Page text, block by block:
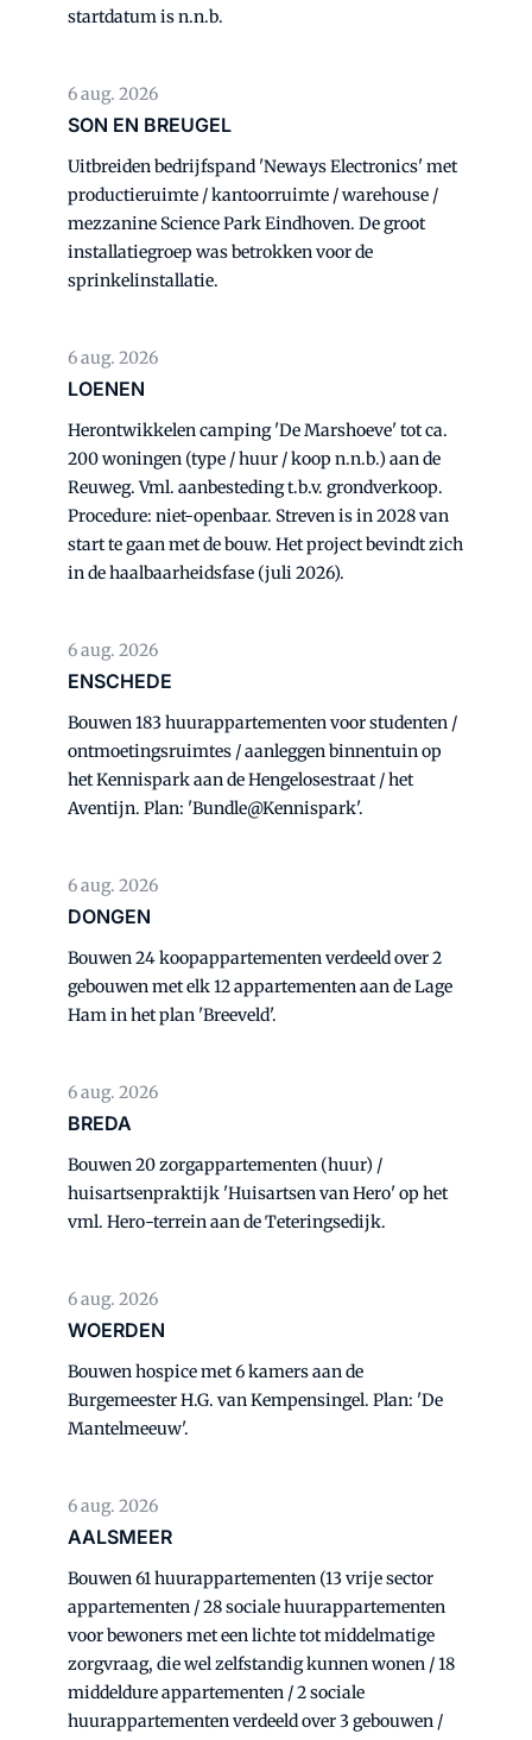
startdatum is n.n.b.
6 aug. 2026
SON EN BREUGEL
Uitbreiden bedrijfspand 'Neways Electronics' met
productieruimte / kantoorruimte / warehouse /
mezzanine Science Park Eindhoven. De groot
installatiegroep was betrokken voor de
sprinkelinstallatie.
6 aug. 2026
LOENEN
Herontwikkelen camping 'De Marshoeve' tot ca.
200 woningen (type / huur / koop n.n.b.) aan de
Reuweg. Vml. aanbesteding t.b.v. grondverkoop.
Procedure: niet-openbaar. Streven is in 2028 van
start te gaan met de bouw. Het project bevindt zich
in de haalbaarheidsfase (juli 2026).
6 aug. 2026
ENSCHEDE
Bouwen 183 huurappartementen voor studenten /
ontmoetingsruimtes / aanleggen binnentuin op
het Kennispark aan de Hengelosestraat / het
Aventijn. Plan: 'Bundle@Kennispark'.
6 aug. 2026
DONGEN
Bouwen 24 koopappartementen verdeeld over 2
gebouwen met elk 12 appartementen aan de Lage
Ham in het plan 'Breeveld'.
6 aug. 2026
BREDA
Bouwen 20 zorgappartementen (huur) /
huisartsenpraktijk 'Huisartsen van Hero' op het
vml. Hero-terrein aan de Teteringsedijk.
6 aug. 2026
WOERDEN
Bouwen hospice met 6 kamers aan de
Burgemeester H.G. van Kempensingel. Plan: 'De
Mantelmeeuw'.
6 aug. 2026
AALSMEER
Bouwen 61 huurappartementen (13 vrije sector
appartementen / 28 sociale huurappartementen
voor bewoners met een lichte tot middelmatige
zorgvraag, die wel zelfstandig kunnen wonen / 18
middeldure appartementen / 2 sociale
huurappartementen verdeeld over 3 gebouwen /